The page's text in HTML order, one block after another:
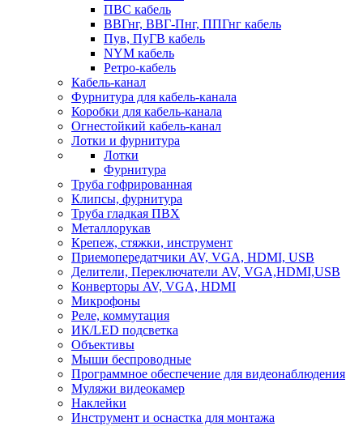
ПВС кабель
ВВГнг, ВВГ-Пнг, ППГнг кабель
Пув, ПуГВ кабель
NYM кабель
Ретро-кабель
Кабель-канал
Фурнитура для кабель-канала
Коробки для кабель-канала
Огнестойкий кабель-канал
Лотки и фурнитура
Лотки
Фурнитура
Труба гофрированная
Клипсы, фурнитура
Труба гладкая ПВХ
Металлорукав
Крепеж, стяжки, инструмент
Приемопередатчики AV, VGA, HDMI, USB
Делители, Переключатели AV, VGA,HDMI,USB
Конверторы AV, VGA, HDMI
Микрофоны
Реле, коммутация
ИК/LED подсветка
Объективы
Мыши беспроводные
Программное обеспечение для видеонаблюдения
Муляжи видеокамер
Наклейки
Инструмент и оснастка для монтажа